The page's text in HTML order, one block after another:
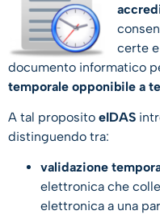
certe
documento informatico
temporale opponibile a
A tal proposito eIDAS
distinguendo tra:
validazione
elettronica che
elettronica a una